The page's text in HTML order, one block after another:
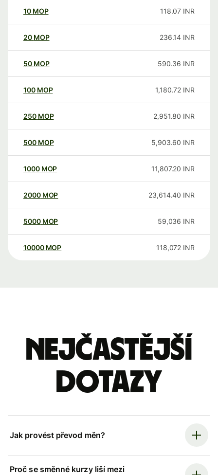
10 MOP 118.07 INR
20 MOP 236.14 INR
50 MOP 590.36 INR
100 MOP 1,180.72 INR
250 MOP 2,951.80 INR
500 MOP 5,903.60 INR
1000 MOP 11,807.20 INR
2000 MOP 23,614.40 INR
5000 MOP 59,036 INR
10000 MOP 118,072 INR
Nejčastější
dotazy
Jak provést převod měn?
Proč se směnné kurzy liší mezi